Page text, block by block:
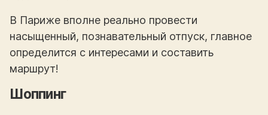
В Париже вполне реально провести
насыщенный, познавательный отпуск, главное
определится с интересами и составить
маршрут!
Шоппинг